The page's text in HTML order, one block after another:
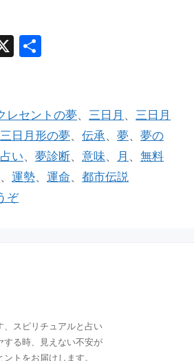
X
レセントの夢、 三日月 、 三日月
三日月形の夢、 伝承、 夢、 夢の
い、 夢診断、 意味、 月 、 無料
、 運勢、 運命、 都市伝説
ぞ
、スピリチュアルと占い
する時、見えない不安が
トをお届けします。